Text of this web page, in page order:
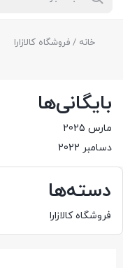
خانه / فروشگاه کالازارا
بایگانی‌ها
مارس 2025
دسامبر 2022
دسته‌ها
فروشگاه کالازارا